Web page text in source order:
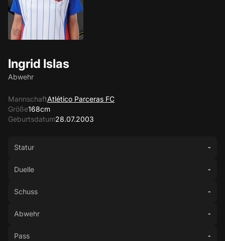
Ingrid Islas
Abwehr
MannschaftAtlético Parceras FC
Größe168cm
Geburtsdatum28.07.2003
Statur -
Duelle -
Schuss -
Abwehr -
Pass -